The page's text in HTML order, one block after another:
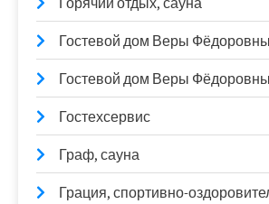
Гостевой дом Веры Фёдоровны
Гостевой дом Веры Фёдоровны
Гостехсервис
Граф, сауна
Грация, спортивно-